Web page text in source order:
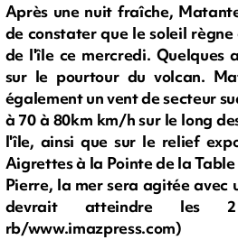
Après une nuit fraîche,
de constater que le soleil
de l'île ce mercredi. Quelques
sur le pourtour du volcan.
également un vent de secteur
à 70 à 80km km/h sur le long
l'île, ainsi que sur le relief
Aigrettes à la Pointe de la
Pierre, la mer sera agitée avec
devrait atteindre les
rb/www.imazpress.com)